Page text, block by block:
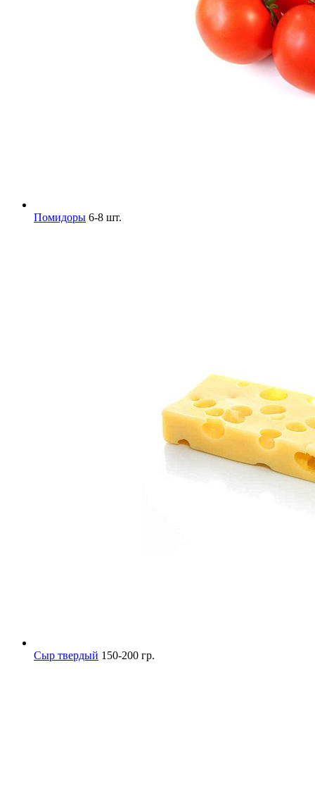
Помидоры 6-8 шт.
Сыр твердый 150-200 гр.